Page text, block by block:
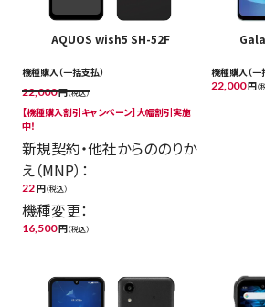
AQUOS wish5 SH-52F
機種購入（一括支払）
22,000円（税込）
【機種購入割引キャンペーン​】大幅割引実施
中！
新規契約・他社からののりか
え（MNP）：
22円（税込）
機種変更：
16,500円（税込）
機種購入（一
22,000円（